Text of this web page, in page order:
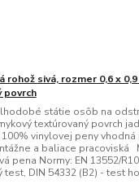
rohož sivá, rozmer 0,6 x
povrch
státie osôb na
textúrovaný povrch
vinylovej peny vhodná
a baliace pracoviská
pena Normy: EN 13552/
test, DIN 54332 (B2) - test